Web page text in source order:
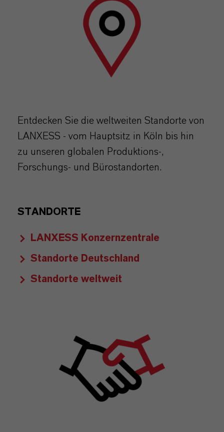
Entdecken Sie die weltweiten Standorte von
LANXESS - vom Hauptsitz in Köln bis hin
zu unseren globalen Produktions-,
Forschungs- und Bürostandorten.
STANDORTE
LANXESS Konzernzentrale
Standorte Deutschland
Standorte weltweit